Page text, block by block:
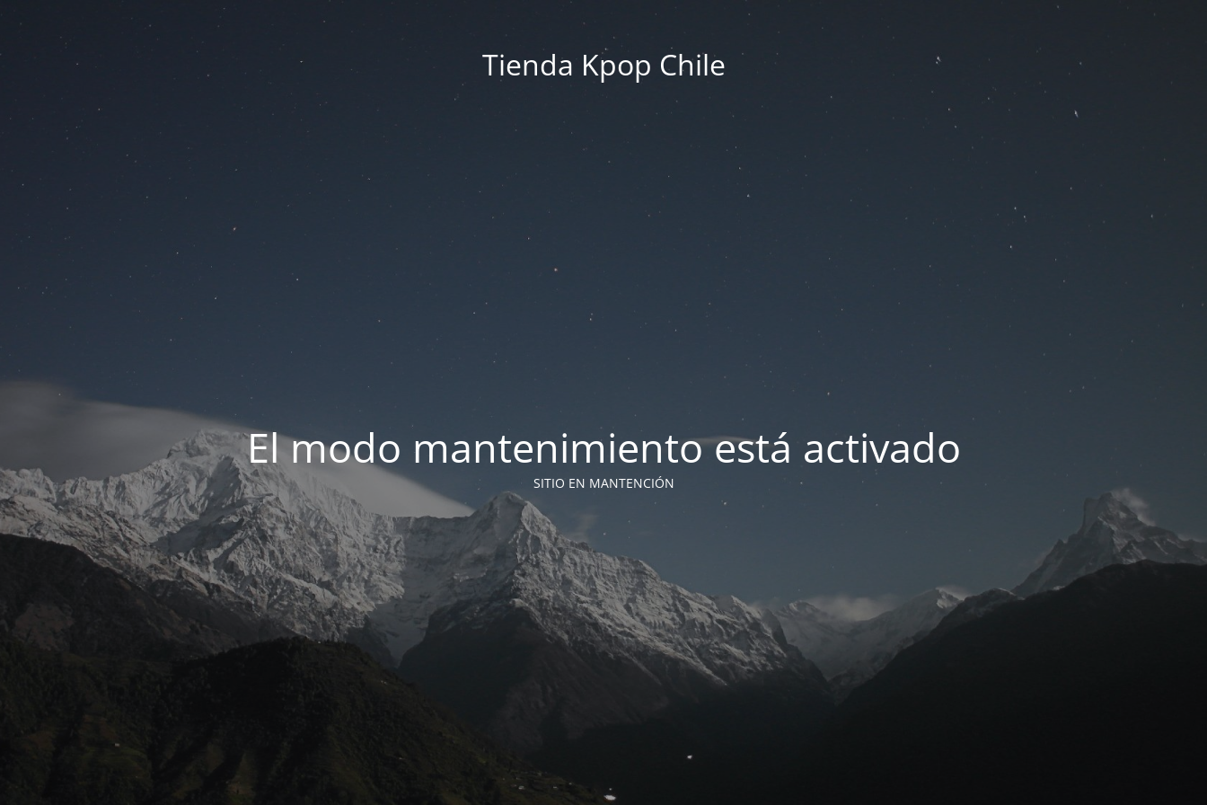
Tienda Kpop Chile
El modo mantenimiento está activado
SITIO EN MANTENCIÓN